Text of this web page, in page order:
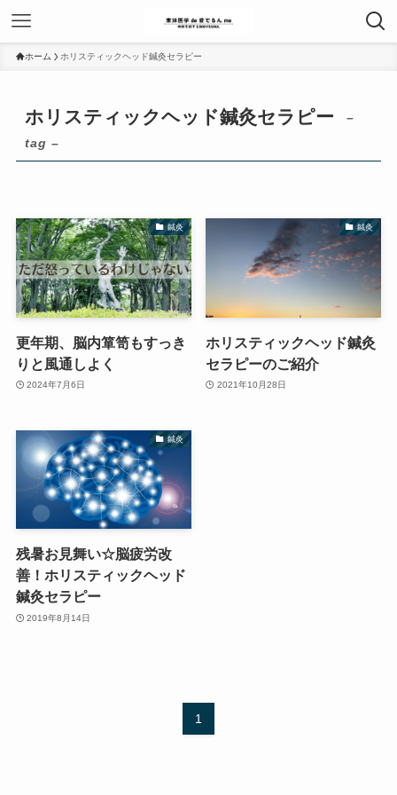
ホーム ホリスティックヘッド鍼灸セラピー
ホリスティックヘッド鍼灸セラピー
–
tag –
鍼灸
更年期、脳内箪笥もすっき
りと風通しよく
2024年7月6日
鍼灸
ホリスティックヘッド鍼灸
セラピーのご紹介
2021年10月28日
鍼灸
残暑お見舞い☆脳疲労改
善！ホリスティックヘッド
鍼灸セラピー
2019年8月14日
1